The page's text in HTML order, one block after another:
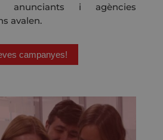
i agències
avalen.
campanyes!